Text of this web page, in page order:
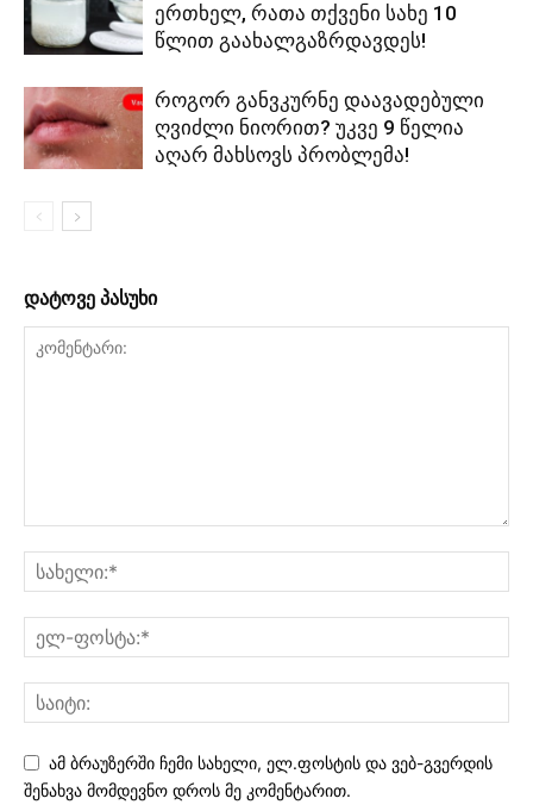
ერთხელ, რათა თქვენი სახე 10
წლით გაახალგაზრდავდეს!
როგორ განვკურნე დაავადებული
ღვიძლი ნიორით? უკვე 9 წელია
აღარ მახსოვს პრობლემა!
დატოვე პასუხი
ამ ბრაუზერში ჩემი სახელი, ელ.ფოსტის და ვებ-გვერდის
შენახვა მომდევნო დროს მე კომენტარით.